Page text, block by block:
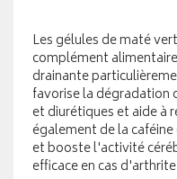
Les gélules de maté
complément
drainante
favorise la dégradation
et diurétiques et aide à
également de la
et booste l'activité
efficace en cas